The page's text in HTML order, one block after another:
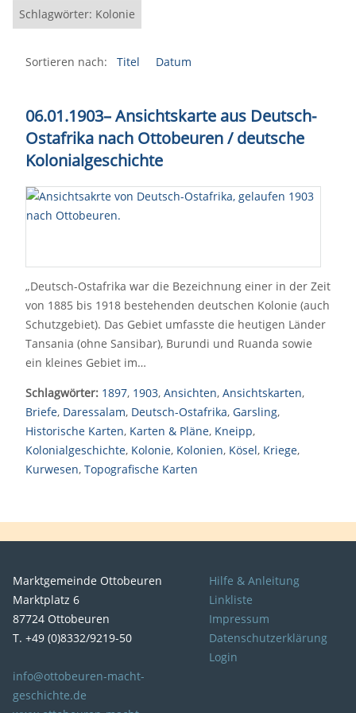
Schlagwörter: Kolonie
Sortieren nach: Titel Datum
06.01.1903– Ansichtskarte aus Deutsch-
Ostafrika nach Ottobeuren / deutsche
Kolonialgeschichte
„Deutsch-Ostafrika war die Bezeichnung einer in der Zeit
von 1885 bis 1918 bestehenden deutschen Kolonie (auch
Schutzgebiet). Das Gebiet umfasste die heutigen Länder
Tansania (ohne Sansibar), Burundi und Ruanda sowie
ein kleines Gebiet im…
Schlagwörter: 1897, 1903, Ansichten, Ansichtskarten,
Briefe, Daressalam, Deutsch-Ostafrika, Garsling,
Historische Karten, Karten & Pläne, Kneipp,
Kolonialgeschichte, Kolonie, Kolonien, Kösel, Kriege,
Kurwesen, Topografische Karten
Marktgemeinde Ottobeuren
Marktplatz 6
87724 Ottobeuren
T. +49 (0)8332/9219-50
info@ottobeuren-macht-
geschichte.de
Hilfe & Anleitung
Linkliste
Impressum
Datenschutzerklärung
Login